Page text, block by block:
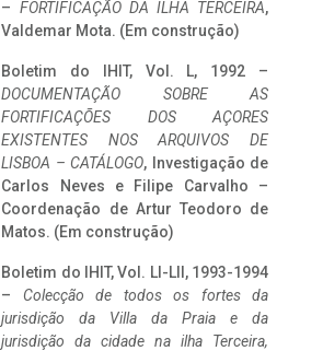
– FORTIFICAÇÃO DA ILHA TERCEIRA,
Valdemar Mota. (Em construção)
Boletim do IHIT, Vol. L, 1992 –
DOCUMENTAÇÃO SOBRE AS
FORTIFICAÇÕES DOS AÇORES
EXISTENTES NOS ARQUIVOS DE
LISBOA – CATÁLOGO, Investigação de
Carlos Neves e Filipe Carvalho –
Coordenação de Artur Teodoro de
Matos. (Em construção)
Boletim do IHIT, Vol. LI-LII, 1993-1994
– Colecção de todos os fortes da
jurisdição da Villa da Praia e da
jurisdição da cidade na ilha Terceira,